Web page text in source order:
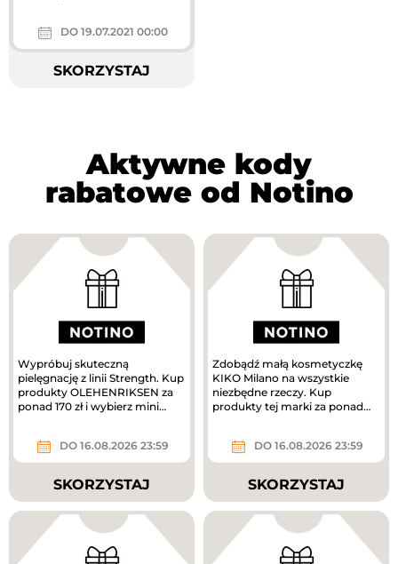
DO 19.07.2021 00:00
SKORZYSTAJ
Aktywne kody
rabatowe od Notino
Wypróbuj skuteczną
pielęgnację z linii Strength. Kup
produkty OLEHENRIKSEN za
ponad 170 zł i wybierz mini
DO 16.08.2026 23:59
SKORZYSTAJ
Zdobądź małą kosmetyczkę
KIKO Milano na wszystkie
niezbędne rzeczy. Kup
produkty tej marki za ponad
DO 16.08.2026 23:59
SKORZYSTAJ